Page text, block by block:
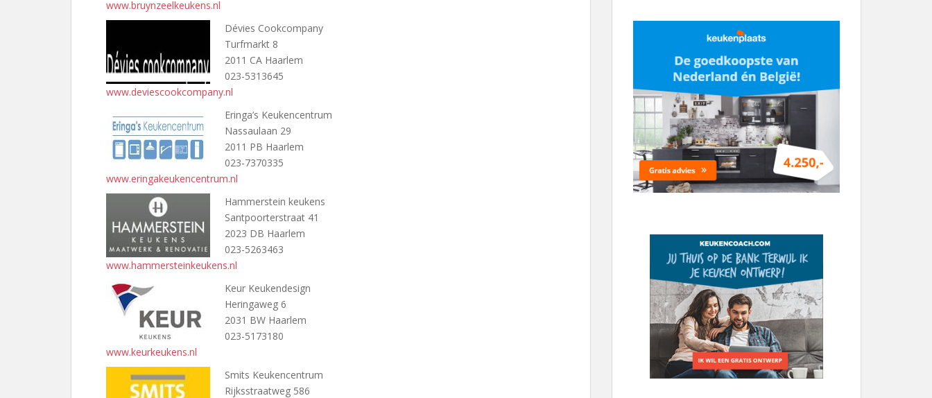
www.bruynzeelkeukens.nl
Dévies Cookcompany
Turfmarkt 8
2011 CA Haarlem
023-5313645
www.deviescookcompany.nl
Eringa’s Keukencentrum
Nassaulaan 29
2011 PB Haarlem
023-7370335
www.eringakeukencentrum.nl
Hammerstein keukens
Santpoorterstraat 41
2023 DB Haarlem
023-5263463
www.hammersteinkeukens.nl
Keur Keukendesign
Heringaweg 6
2031 BW Haarlem
023-5173180
www.keurkeukens.nl
Smits Keukencentrum
Rijksstraatweg 586